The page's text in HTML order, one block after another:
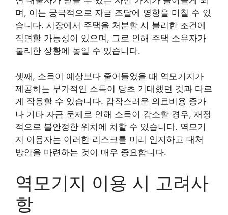
며, 이는 궁극적으로 자금 조달에 영향을 미칠 수 있
습니다. 시장에서 주택을 처분할 시 불리한 조건에
직면할 가능성이 있으며, 그로 인해 주택 소유자가
불리한 상황에 놓일 수 있습니다.
셋째, 소득이 예상보다 줄어들었을 때 역모기지가
제공하는 부가적인 소득이 당초 기대했던 것과 다르
게 작용할 수 있습니다. 갑작스러운 의료비용 증가
나 기타 자금 문제로 인해 소득이 감소할 경우, 재정
적으로 불안정한 위치에 처할 수 있습니다. 역모기
지 이용자는 이러한 리스크를 미리 인지하고 대처
방안을 마련하는 것이 매우 중요합니다.
역모기지 이용 시 고려사
항